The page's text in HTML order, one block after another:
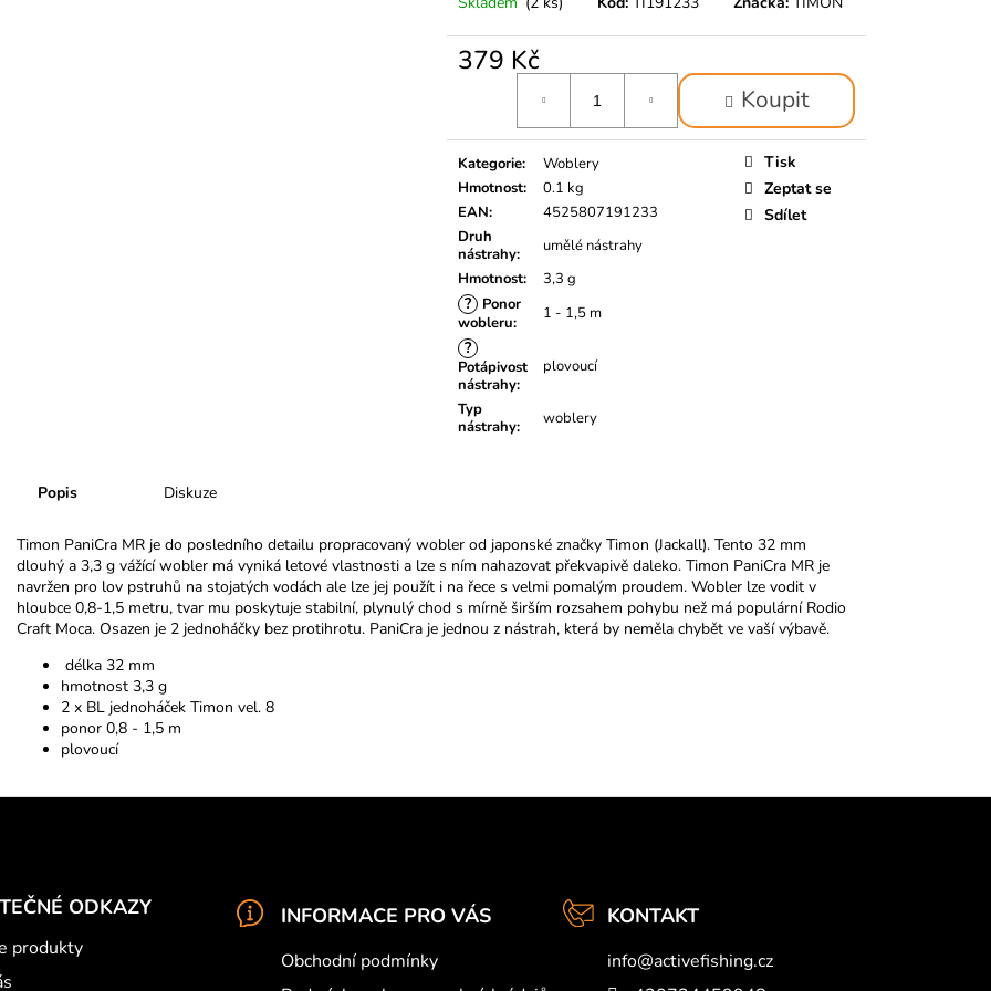
379 Kč
Koupit
Kategorie:
Woblery
Hmotnost:
0.1 kg
EAN:
4525807191233
Druh
nástrahy:
umělé nástrahy
Hmotnost: 3,3 g
?
Ponor
wobleru: 1 - 1,5 m
?
Potápivost
nástrahy:
plovoucí
Typ
nástrahy: woblery
Tisk
Zeptat se
Sdílet
Popis Diskuze
Timon PaniCra MR je do posledního detailu propracovaný wobler od japonské značky Timon (Jackall). Tento 32 mm
dlouhý a 3,3 g vážící wobler má vyniká letové vlastnosti a lze s ním nahazovat překvapivě daleko. Timon PaniCra MR je
navržen pro lov pstruhů na stojatých vodách ale lze jej použít i na řece s velmi pomalým proudem. Wobler lze vodit v
hloubce 0,8-1,5 metru, tvar mu poskytuje stabilní, plynulý chod s mírně širším rozsahem pohybu než má populární Rodio
Craft Moca. Osazen je 2 jednoháčky bez protihrotu. PaniCra je jednou z nástrah, která by neměla chybět ve vaší výbavě.
délka 32 mm
hmotnost 3,3 g
2 x BL jednoháček Timon vel. 8
ponor 0,8 - 1,5 m
plovoucí
ODKAZY
produkty
INFORMACE PRO VÁS
Obchodní podmínky
KONTAKT
info@activefishing.cz